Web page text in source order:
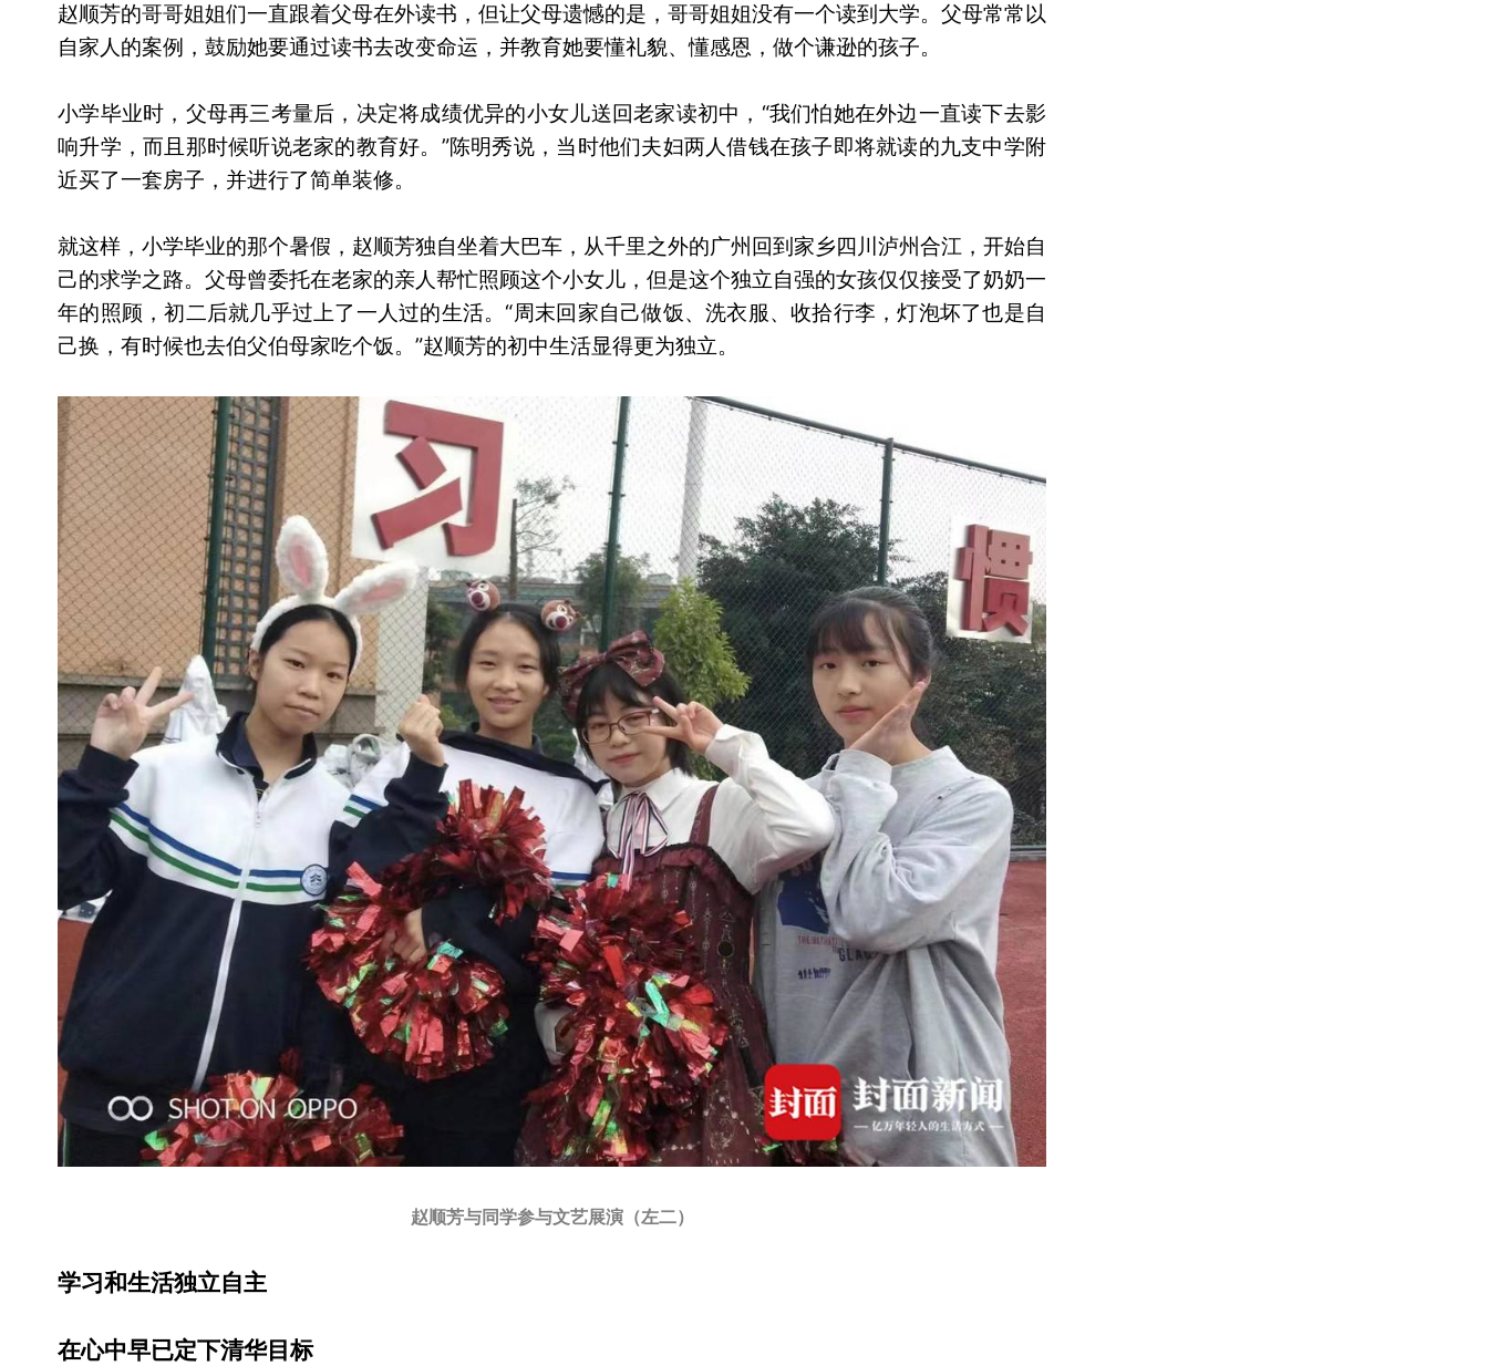
赵顺芳的哥哥姐姐们一直跟着父母在外读书，但让父母遗憾的是，哥哥姐姐没有一个读到大学。父母常常以
自家人的案例，鼓励她要通过读书去改变命运，并教育她要懂礼貌、懂感恩，做个谦逊的孩子。
小学毕业时，父母再三考量后，决定将成绩优异的小女儿送回老家读初中，“我们怕她在外边一直读下去影
响升学，而且那时候听说老家的教育好。”陈明秀说，当时他们夫妇两人借钱在孩子即将就读的九支中学附
近买了一套房子，并进行了简单装修。
就这样，小学毕业的那个暑假，赵顺芳独自坐着大巴车，从千里之外的广州回到家乡四川泸州合江，开始自
己的求学之路。父母曾委托在老家的亲人帮忙照顾这个小女儿，但是这个独立自强的女孩仅仅接受了奶奶一
年的照顾，初二后就几乎过上了一人过的生活。“周末回家自己做饭、洗衣服、收拾行李，灯泡坏了也是自
己换，有时候也去伯父伯母家吃个饭。”赵顺芳的初中生活显得更为独立。
赵顺芳与同学参与文艺展演（左二）
学习和生活独立自主
在心中早已定下清华目标